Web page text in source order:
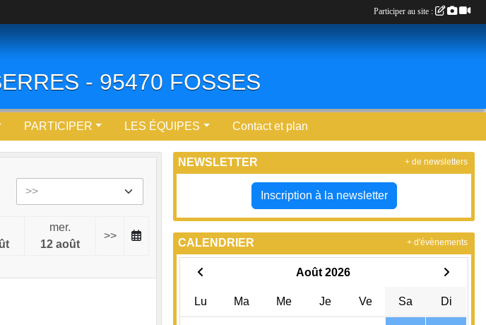
- 95470 FOSSES
PARTICIPER LES ÉQUIPES Contact et plan
mer.
12 août
>>
NEWSLETTER
Inscription à la newsletter
+ de newsletters
CALENDRIER
Août 2026
Lu Ma Me Je Ve Sa Di
+ d'évènements
Participer au site :